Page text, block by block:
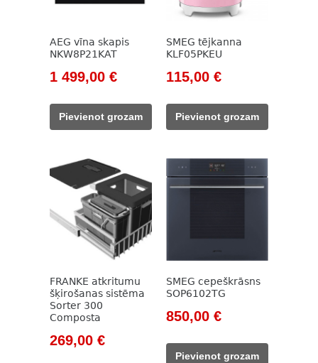
AEG vīna skapis
NKW8P21KAT
Original
was:
1
1 499,00 €Current
Pievienot grozam
SMEG tējkanna
KLF05PKEU
Original
was:
131,00 €.
115,00 €Current
115,00 €.
Pievienot grozam
FRANKE atkritumu
šķirošanas sistēma
Sorter 300
Composta
Original
269,00 €Current
SMEG cepeškrāsns
SOP6102TG
Original
was:
850,00 €Current
Pievienot grozam